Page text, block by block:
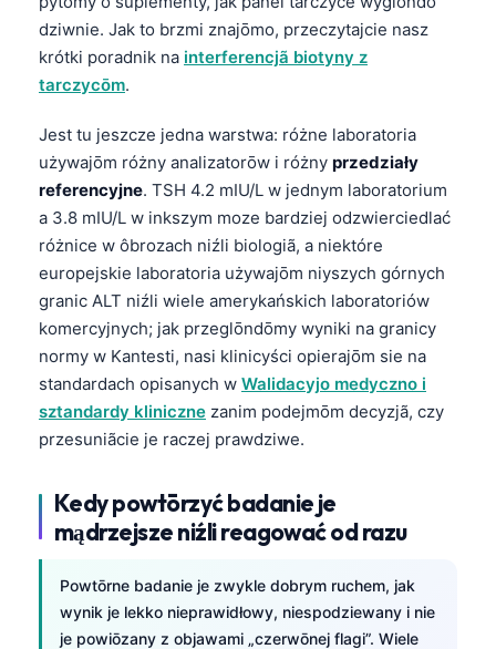
dziwnie. Jak to brzmi znajōmo, przeczytajcie nasz
krótki poradnik na interferencjã biotyny z
tarczycōm.
Jest tu jeszcze jedna warstwa: różne laboratoria
używajōm różny analizatorōw i różny przedziały
referencyjne. TSH 4.2 mIU/L w jednym laboratorium
a 3.8 mIU/L w inkszym moze bardziej odzwierciedlać
różnice w ôbrozach niźli biologiã, a niektóre
europejskie laboratoria używajōm niyszych górnych
granic ALT niźli wiele amerykańskich laboratoriów
komercyjnych; jak przeglōndōmy wyniki na granicy
normy w Kantesti, nasi klinicyści opierajōm sie na
standardach opisanych w Walidacyjo medyczno i
sztandardy kliniczne zanim podejmōm decyzjã, czy
przesuniãcie je raczej prawdziwe.
Kedy powtōrzyć badanie je
mądrzejsze niźli reagować od razu
Powtōrne badanie je zwykle dobrym ruchem, jak
wynik je lekko nieprawidłowy, niespodziewany i nie
je powiōzany z objawami „czerwōnej flagi”. Wiele